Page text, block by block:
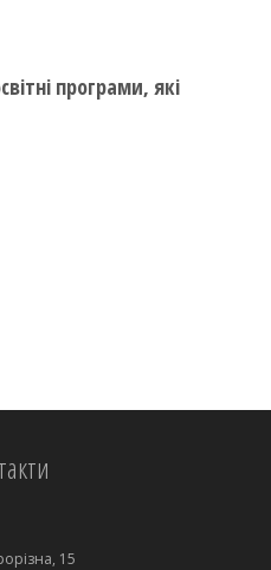
програми, які
15